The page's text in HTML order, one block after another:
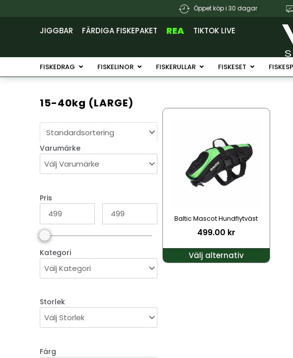
Öppet köp i 30 dagar
JIGGBAR FÄRDIGA FISKEPAKET REA TIKTOK LIVE
FISKEDRAG Öppna Fiskedrag
FISKELINOR Öppna Fiskelinor
FISKERULLAR Öppna Fiskerullar
FISKESET Öppna
15-40kg (LARGE)
Varumärke
Pris
Kategori
Storlek
Färg
Baltic Mascot Hundflytväst
499.00 kr
Välj alternativ
Den
varianter.
kan
produktsidan